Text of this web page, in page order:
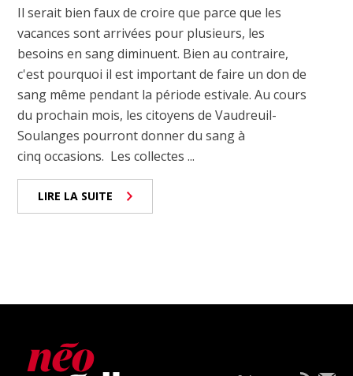
Il serait bien faux de croire que parce que les
vacances sont arrivées pour plusieurs, les
besoins en sang diminuent. Bien au contraire,
c'est pourquoi il est important de faire un don de
sang même pendant la période estivale. Au cours
du prochain mois, les citoyens de Vaudreuil-
Soulanges pourront donner du sang à
cinq occasions. Les collectes ...
LIRE LA SUITE